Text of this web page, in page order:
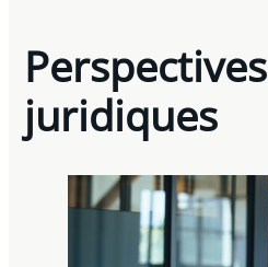
Perspectives
juridiques